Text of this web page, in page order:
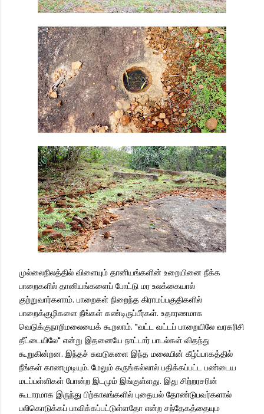
முல்லைநிலத்தில் விளையும் தானியங்களின் உறையினை நீக்க
பாறைகளில் தானியங்களைப் போட்டு மர உலக்கையால்
குற்றுவார்களாம். பாறைகள் நிறைந்த கிராமப்பகுதிகளில்
பாறைக்குழிகளை நீங்கள் கண்டிருப்பீர்கள். உதாரணமாக
வெடுக்குநாறிமலையைக் கூறலாம். "வட்ட வட்டப் பாறையிலே வரகரிசி
தீட்டையிலே" என்று இதனையே நாட்டார் பாடல்கள் விதந்து
கூறுகின்றன. இந்தச் சுவடுகளை இந்த மலையின் கீழ்ப்பாகத்தில்
நீங்கள் காணமுடியும். மேலும் கருங்கல்லால் பதிக்கப்பட்ட பண்டைய
மடப்பள்ளிகள் போன்ற இடமும் இங்குள்ளது. இது சிற்றரசரின்
கூடாரமாக இருந்து பிற்காலங்களில் புதையல் தோண்டுபவர்களால்
பலிகொடுக்கப் பாவிக்கப்பட்டுள்ளதோ என்ற சந்தேகத்தையும